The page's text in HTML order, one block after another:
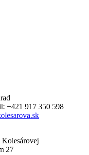
+421 917 350 598
Kolesárovej
27